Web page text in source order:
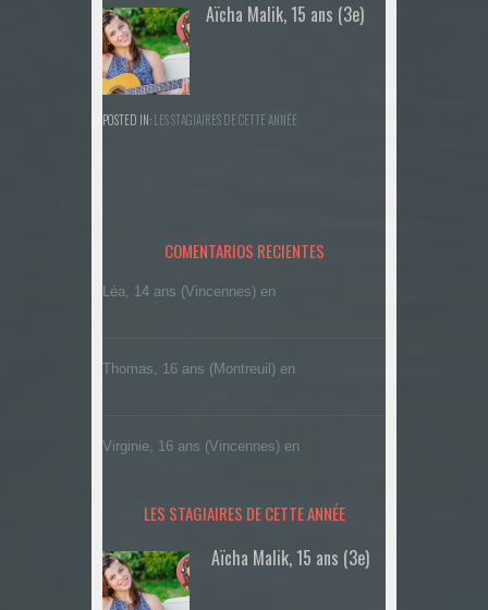
Aïcha Malik, 15 ans (3e)
POSTED IN:LES STAGIAIRES DE CETTE ANNÉE
COMENTARIOS RECIENTES
Léa, 14 ans (Vincennes) en
Thomas, 16 ans (Montreuil) en
Virginie, 16 ans (Vincennes) en
LES STAGIAIRES DE CETTE ANNÉE
Aïcha Malik, 15 ans (3e)